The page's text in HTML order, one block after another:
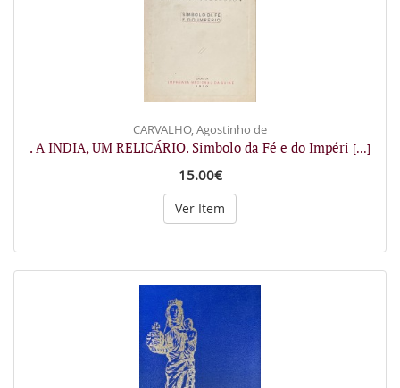
CARVALHO, Agostinho de
. A INDIA, UM RELICÁRIO. Simbolo da Fé e do Impéri [...]
15.00€
Ver Item